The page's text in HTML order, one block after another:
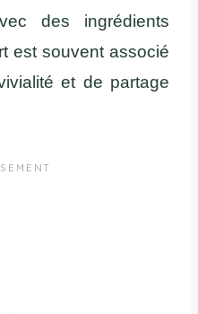
des ingrédients
est souvent associé
et de partage